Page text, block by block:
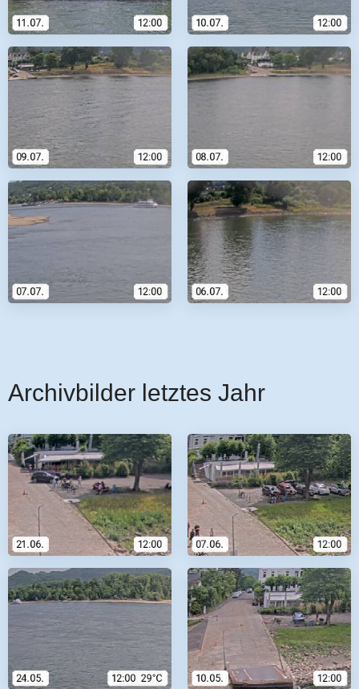
Archivbilder letztes Jahr